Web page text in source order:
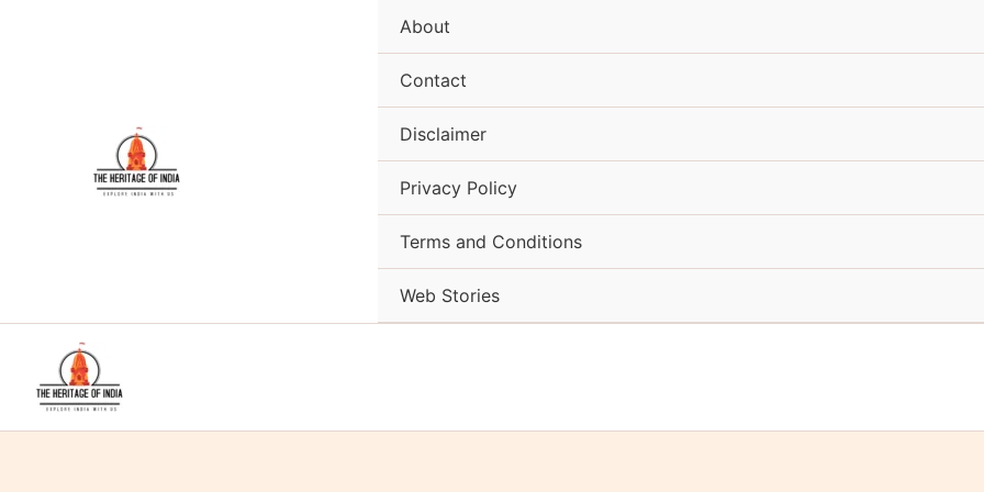
About
Contact
Disclaimer
Privacy Policy
Terms and Conditions
Web Stories